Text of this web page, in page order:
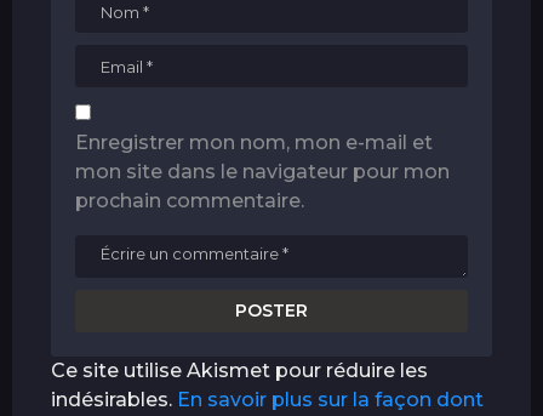
Enregistrer mon nom, mon e-mail et
mon site dans le navigateur pour mon
prochain commentaire.
Ce site utilise Akismet pour réduire les
indésirables. En savoir plus sur la façon dont